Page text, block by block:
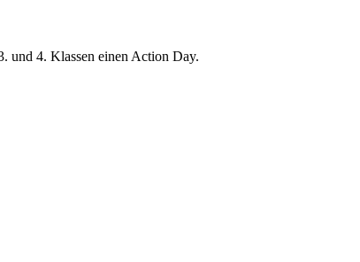
und 4. Klassen einen Action Day.